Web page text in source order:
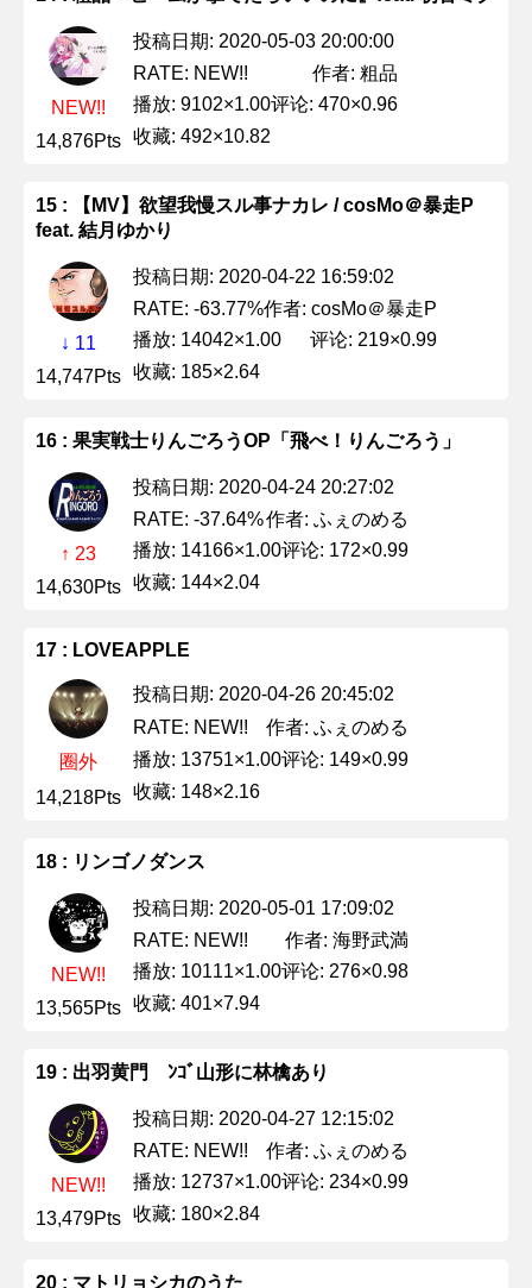
NEW!!
14,876Pts
投稿日期: 2020-05-03 20:00:00
RATE: NEW!!
作者: 粗品
播放: 9102×1.00评论: 470×0.96
收藏: 492×10.82
15 : 【MV】欲望我慢スル事ナカレ / cosMo＠暴走P
feat. 結月ゆかり
↓ 11
14,747Pts
投稿日期: 2020-04-22 16:59:02
RATE: -63.77%作者: cosMo＠暴走P
播放: 14042×1.00
评论: 219×0.99
收藏: 185×2.64
16 : 果実戦士りんごろうOP「飛べ！りんごろう」
↑ 23
14,630Pts
投稿日期: 2020-04-24 20:27:02
RATE: -37.64%作者: ふぇのめる
播放: 14166×1.00评论: 172×0.99
收藏: 144×2.04
17 : LOVEAPPLE
圈外
14,218Pts
投稿日期: 2020-04-26 20:45:02
RATE: NEW!!
作者: ふぇのめる
播放: 13751×1.00评论: 149×0.99
收藏: 148×2.16
18 : リンゴノダンス
NEW!!
13,565Pts
投稿日期: 2020-05-01 17:09:02
RATE: NEW!!
作者: 海野武満
播放: 10111×1.00评论: 276×0.98
收藏: 401×7.94
19 : 出羽黄門 ﾝｺﾞ山形に林檎あり
NEW!!
13,479Pts
投稿日期: 2020-04-27 12:15:02
RATE: NEW!!
作者: ふぇのめる
播放: 12737×1.00评论: 234×0.99
收藏: 180×2.84
20 : マトリョシカのうた